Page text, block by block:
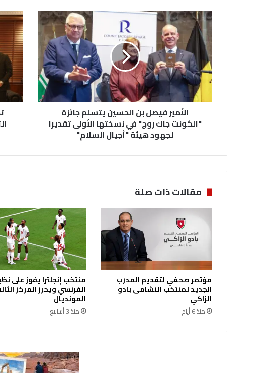
ا
ل
ي
ر
ف
ص
ل
س
ي
ن
ي
ج
ا
ئ
ز
ة
"
ل
الأمير فيصل بن الحسين يتسلم جائزة
"الكونت جاك روج" في نسختها الأولى تقديراً
لجهود هيئة "أجيال السلام"
ت
ج
ا
ر
ة
ع
مّ
ا
ن
أ
م
ت
ع
ز
ي
ز
ا
ل
ت
ع
ا
ت
ج
مقالات ذات صلة
مؤتمر صحفي لتقديم المدرب
الجديد لمنتخب النشامى بادو
الزاكي
منذ 6 أيام
منتخب إنجلترا يفوز على
الفرنسي ويحرز المركز
المونديال
منذ 3 أسابيع